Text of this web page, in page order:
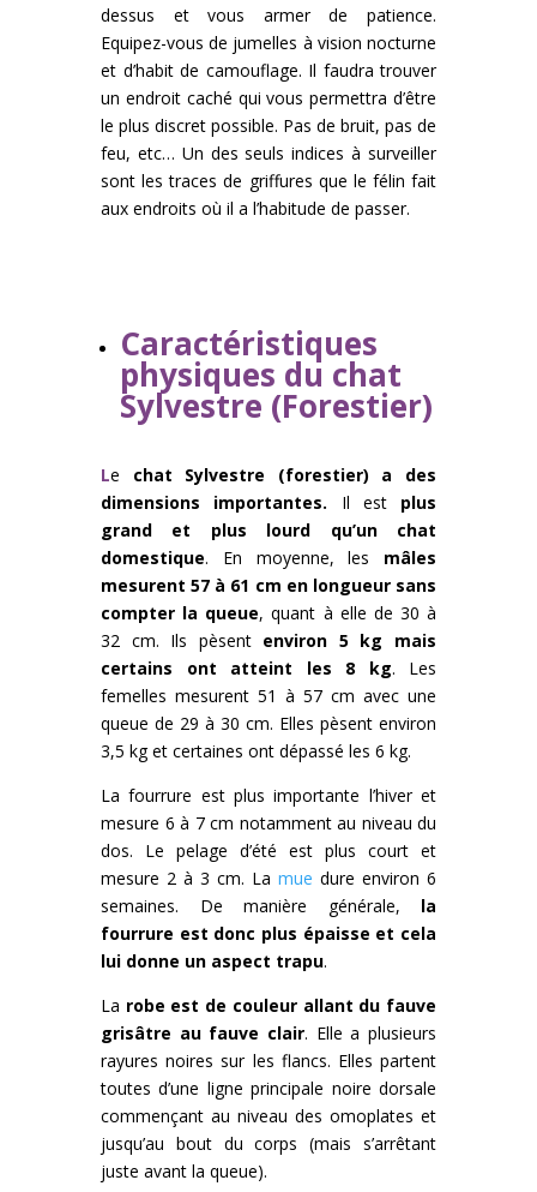
dessus et vous armer de patience.
Equipez-vous de jumelles à vision nocturne
et d’habit de camouflage. Il faudra trouver
un endroit caché qui vous permettra d’être
le plus discret possible. Pas de bruit, pas de
feu, etc… Un des seuls indices à surveiller
sont les traces de griffures que le félin fait
aux endroits où il a l’habitude de passer.
Caractéristiques
physiques du chat
Sylvestre (Forestier)
Le chat Sylvestre (forestier) a des
dimensions importantes. Il est plus
grand et plus lourd qu’un chat
domestique. En moyenne, les mâles
mesurent 57 à 61 cm en longueur sans
compter la queue, quant à elle de 30 à
32 cm. Ils pèsent environ 5 kg mais
certains ont atteint les 8 kg. Les
femelles mesurent 51 à 57 cm avec une
queue de 29 à 30 cm. Elles pèsent environ
3,5 kg et certaines ont dépassé les 6 kg.
La fourrure est plus importante l’hiver et
mesure 6 à 7 cm notamment au niveau du
dos. Le pelage d’été est plus court et
mesure 2 à 3 cm. La mue dure environ 6
semaines. De manière générale, la
fourrure est donc plus épaisse et cela
lui donne un aspect trapu.
La robe est de couleur allant du fauve
grisâtre au fauve clair. Elle a plusieurs
rayures noires sur les flancs. Elles partent
toutes d’une ligne principale noire dorsale
commençant au niveau des omoplates et
jusqu’au bout du corps (mais s’arrêtant
juste avant la queue).